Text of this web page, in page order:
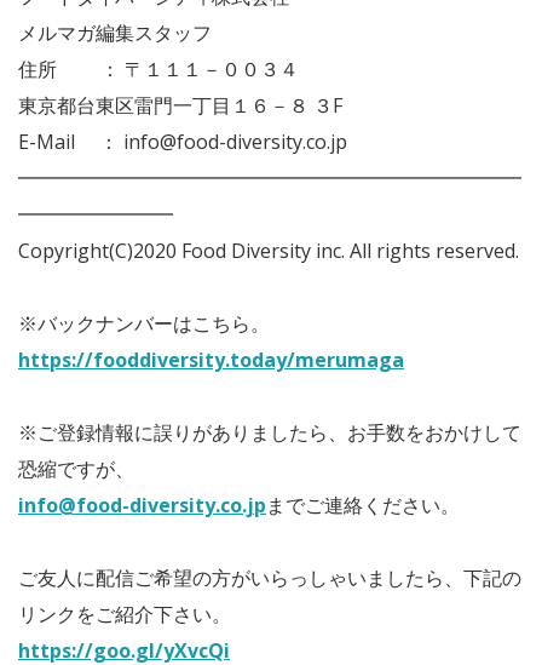
メルマガ編集スタッフ
住所 ： 〒１１１－００３４
東京都台東区雷門一丁目１６－８ ３F
E-Mail ： info@food-diversity.co.jp
━━━━━━━━━━━━━━━━━━━━━━━━━━
━━━━━━━━
Copyright(C)2020 Food Diversity inc. All rights reserved.
※バックナンバーはこちら。
https://fooddiversity.today/merumaga
※ご登録情報に誤りがありましたら、お手数をおかけして
恐縮ですが、
info@food-diversity.co.jpまでご連絡ください。
ご友人に配信ご希望の方がいらっしゃいましたら、下記の
リンクをご紹介下さい。
https://goo.gl/yXvcQi